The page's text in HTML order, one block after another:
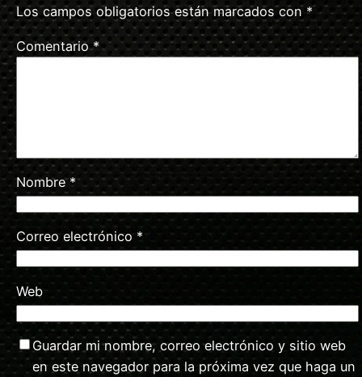
Los campos obligatorios están marcados con *
Comentario*
Nombre*
Correo electrónico *
Web
Guardar mi nombre, correo electrónico y sitio web
en este navegador para la próxima vez que haga un